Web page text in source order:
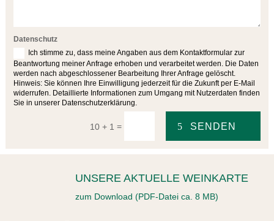
Datenschutz
Ich stimme zu, dass meine Angaben aus dem Kontaktformular zur
Beantwortung meiner Anfrage erhoben und verarbeitet werden. Die Daten
werden nach abgeschlossener Bearbeitung Ihrer Anfrage gelöscht.
Hinweis: Sie können Ihre Einwilligung jederzeit für die Zukunft per E-Mail
widerrufen. Detaillierte Informationen zum Umgang mit Nutzerdaten finden
Sie in unserer Datenschutzerklärung.
10 + 1 = SENDEN
UNSERE AKTUELLE WEINKARTE
zum Download (PDF-Datei ca. 8 MB)